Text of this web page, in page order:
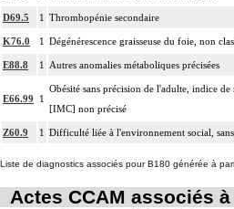
D69.5 1 Thrombopénie secondaire
K76.0 1 Dégénérescence graisseuse du foie, non
E88.8 1 Autres anomalies métaboliques précisées
E66.99 1
Obésité sans précision de l'adulte, indice de
[IMC] non précisé
Z60.9 1 Difficulté liée à l'environnement social,
Liste de diagnostics associés pour B180 générée à
Actes CCAM associés à